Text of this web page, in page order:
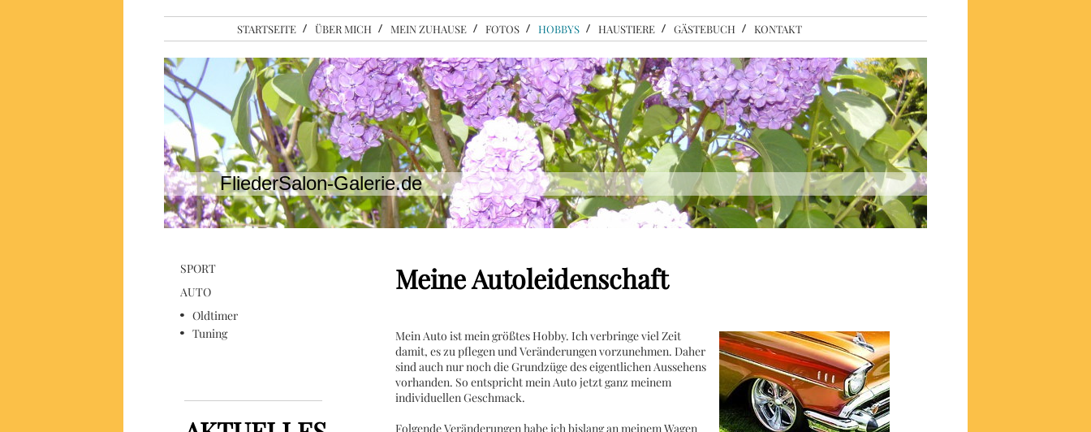
STARTSEITE ÜBER MICH MEIN ZUHAUSE FOTOS HOBBYS HAUSTIERE GÄSTEBUCH KONTAKT
FliederSalon-Galerie.de
SPORT
AUTO
Oldtimer
Tuning
Meine Autoleidenschaft
Mein Auto ist mein größtes Hobby. Ich verbringe viel Zeit
damit, es zu pflegen und Veränderungen vorzunehmen. Daher
sind auch nur noch die Grundzüge des eigentlichen Aussehens
vorhanden. So entspricht mein Auto jetzt ganz meinem
individuellen Geschmack.
Folgende Veränderungen habe ich bislang an meinem Wagen